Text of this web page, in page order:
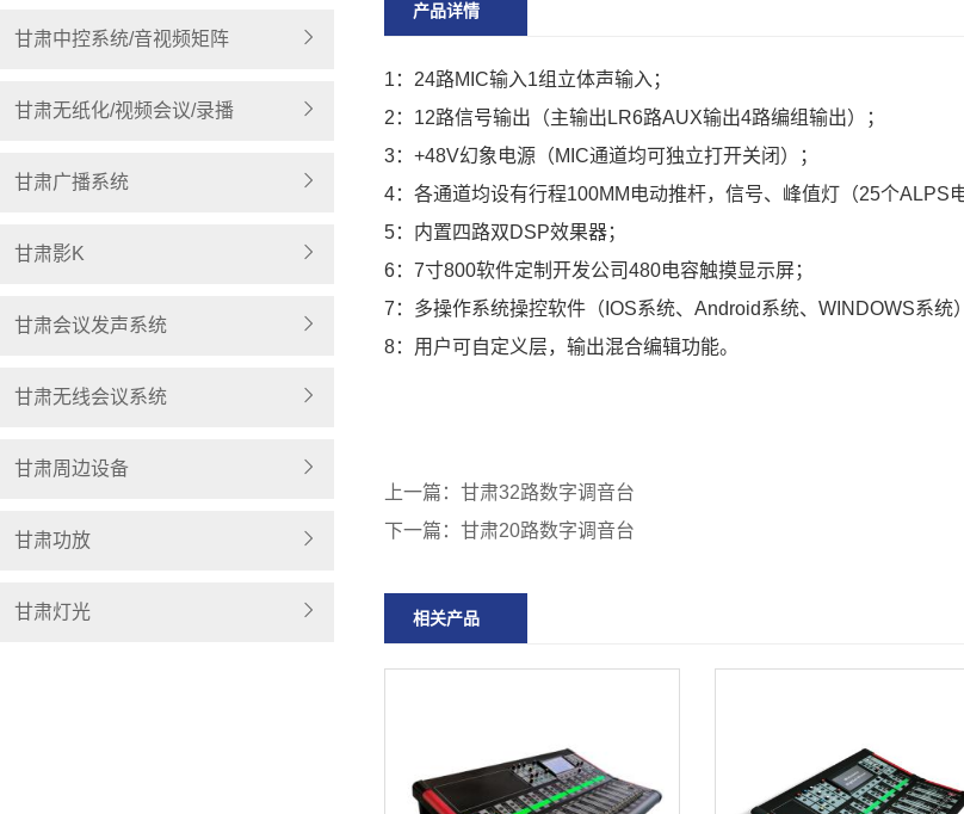
甘肃中控系统/音视频矩阵
甘肃无纸化/视频会议/录播
甘肃广播系统
甘肃影K
甘肃会议发声系统
甘肃无线会议系统
甘肃周边设备
甘肃功放
甘肃灯光
产品详情
1：24路MIC输入1组立体声输入；
2：12路信号输出（主输出LR6路AUX输出4路编组输出）；
3：+48V幻象电源（MIC通道均可独立打开关闭）；
4：各通道均设有行程100MM电动推杆，信号、峰值灯（25个ALPS
5：内置四路双DSP效果器；
6：7寸800软件定制开发公司480电容触摸显示屏；
7：多操作系统操控软件（IOS系统、Android系统、WINDOWS系统
8：用户可自定义层，输出混合编辑功能。
上一篇： 甘肃32路数字调音台
下一篇： 甘肃20路数字调音台
相关产品